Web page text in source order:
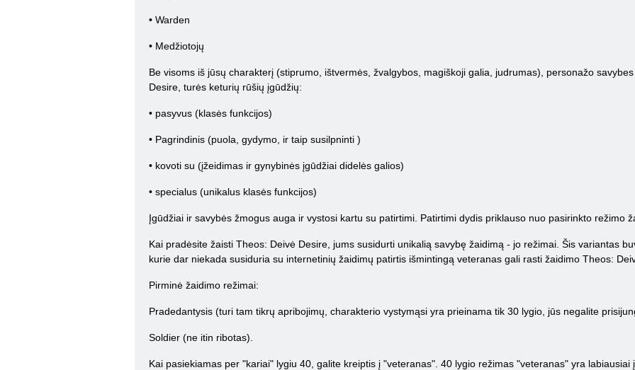
• Warden
• Medžiotojų
Be visoms iš jūsų charakterį (stiprumo, ištvermės, žvalgybos, magiškoji galia, judrumas), personažo
Desire, turės keturių rūšių įgūdžių:
• pasyvus (klasės funkcijos)
• Pagrindinis (puola, gydymo, ir taip susilpninti )
• kovoti su (įžeidimas ir gynybinės įgūdžiai didelės galios)
• specialus (unikalus klasės funkcijos)
Įgūdžiai ir savybės žmogus auga ir vystosi kartu su patirtimi. Patirtimi dydis priklauso nuo pasirinkto režimo
Kai pradėsite žaisti Theos: Deivė Desire, jums susidurti unikalią savybę žaidimą - jo režimai. Šis variantas
kurie dar niekada susiduria su internetinių žaidimų patirtis išmintingą veteranas gali rasti žaidimo Theos:
Pirminė žaidimo režimai:
Pradedantysis (turi tam tikrų apribojimų, charakterio vystymąsi yra prieinama tik 30 lygio, jūs negalite
Soldier (ne itin ribotas).
Kai pasiekiamas per "kariai" lygiu 40, galite kreiptis į "veteranas". 40 lygio režimas "veteranas" yra